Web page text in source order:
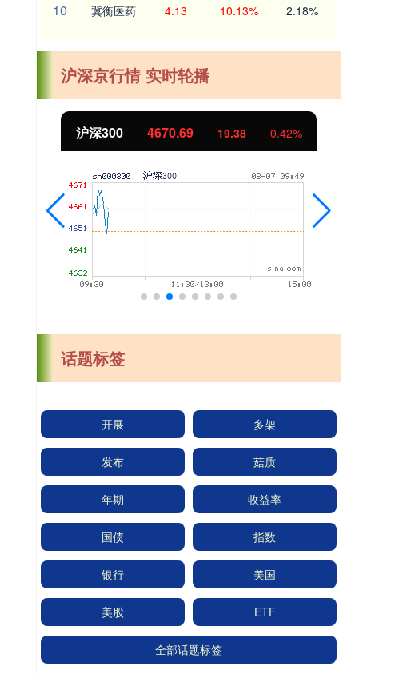
10 冀衡医药 4.13 10.13% 2.18%
沪深京行情 实时轮播
沪深300 4670.69 19.38 0.42%
话题标签
开展 多架
发布 菇质
年期 收益率
国债 指数
银行 美国
美股 ETF
全部话题标签